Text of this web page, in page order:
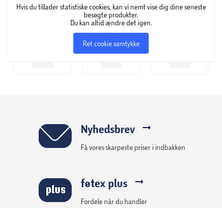
Hvis du tillader statistiske cookies, kan vi nemt vise dig dine seneste
besøgte produkter.
Du kan altid ændre det igen.
Ret cookie samtykke
Nyhedsbrev
Få vores skarpeste priser i indbakken
føtex plus
Fordele når du handler